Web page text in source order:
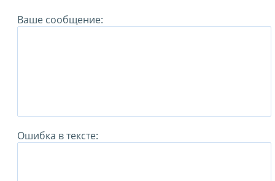
Ваше сообщение:
Ошибка в тексте: